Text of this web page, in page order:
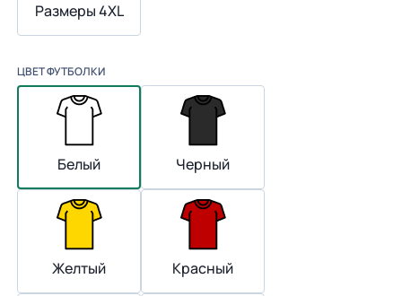
Размеры 4XL
ЦВЕТ ФУТБОЛКИ
Белый Черный
Желтый Красный